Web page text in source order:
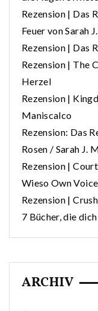
Rezension | Das
Feuer von Sarah
Rezension | Das
Rezension | The
Herzel
Rezension |
Maniscalco
Rezension: Das
Rosen / Sarah J.
Rezension |
Wieso Own
Rezension |
7 Bücher, die
ARCHIV